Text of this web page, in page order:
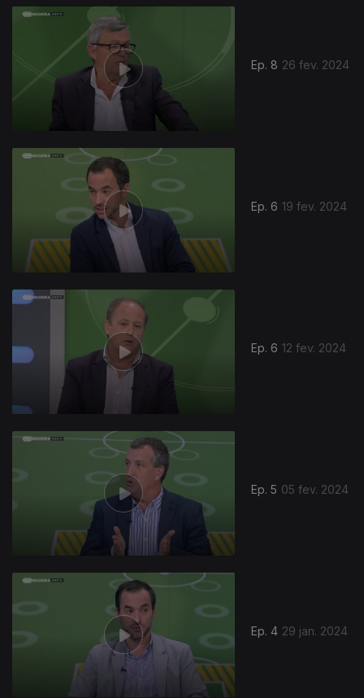
Ep. 8 26 fev. 2024
Ep. 6 19 fev. 2024
750013
Ep. 6 12 fev. 2024
Ep. 5 05 fev. 2024
Ep. 4 29 jan. 2024